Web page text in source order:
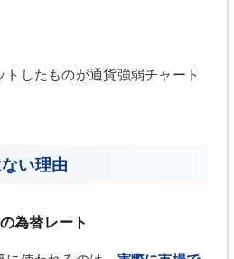
トしたものが通貨強弱チャート
い理由
為替レート